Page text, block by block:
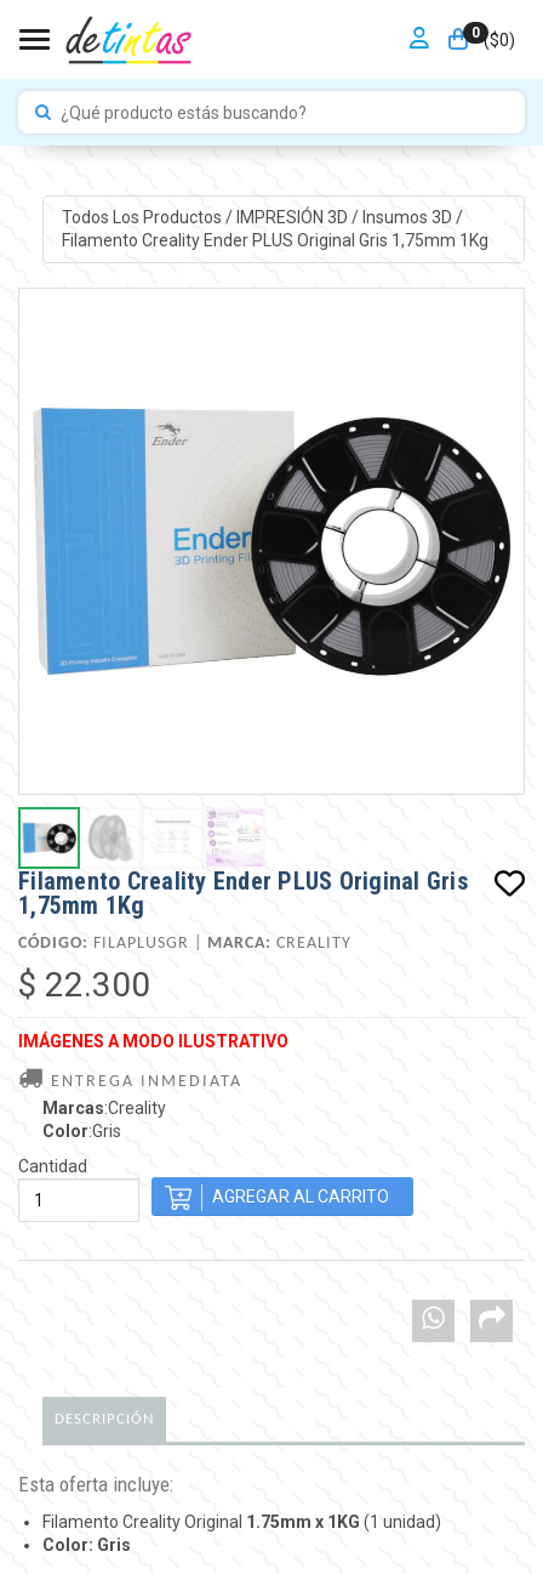
0 ($0)
Toggle navigation
Todos Los Productos / IMPRESIÓN 3D / Insumos 3D /
Filamento Creality Ender PLUS Original Gris 1,75mm 1Kg
Filamento Creality Ender PLUS Original Gris
1,75mm 1Kg
CÓDIGO: FILAPLUSGR | MARCA: CREALITY
$ 22.300
IMÁGENES A MODO ILUSTRATIVO
ENTREGA INMEDIATA
Marcas:Creality
Color:Gris
Cantidad
DESCRIPCIÓN
Esta oferta incluye:
Filamento Creality Original 1.75mm x 1KG (1 unidad)
Color: Gris